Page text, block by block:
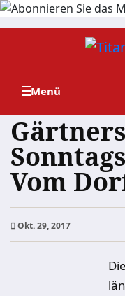
Zum
Vom
Okt. 29, 2017